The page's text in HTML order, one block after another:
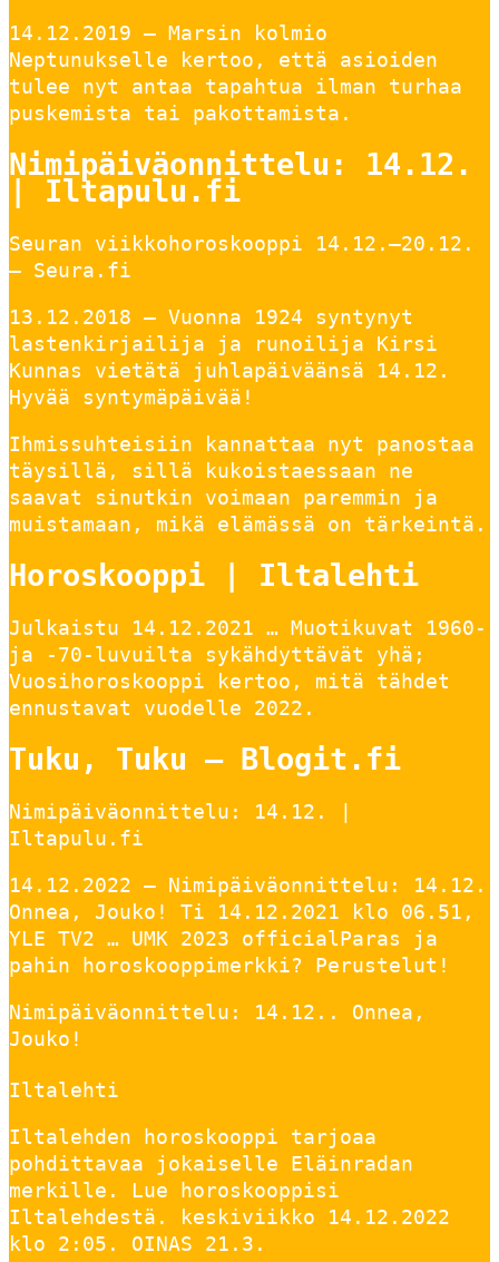
14.12.2019 — Marsin kolmio
Neptunukselle kertoo, että asioiden
tulee nyt antaa tapahtua ilman turhaa
puskemista tai pakottamista.
Nimipäiväonnittelu: 14.12.
| Iltapulu.fi
Seuran viikkohoroskooppi 14.12.–20.12.
– Seura.fi
13.12.2018 — Vuonna 1924 syntynyt
lastenkirjailija ja runoilija Kirsi
Kunnas vietätä juhlapäiväänsä 14.12.
Hyvää syntymäpäivää!
Ihmissuhteisiin kannattaa nyt panostaa
täysillä, sillä kukoistaessaan ne
saavat sinutkin voimaan paremmin ja
muistamaan, mikä elämässä on tärkeintä.
Horoskooppi | Iltalehti
Julkaistu 14.12.2021 … Muotikuvat 1960-
ja -70-luvuilta sykähdyttävät yhä;
Vuosihoroskooppi kertoo, mitä tähdet
ennustavat vuodelle 2022.
Tuku, Tuku – Blogit.fi
Nimipäiväonnittelu: 14.12. |
Iltapulu.fi
14.12.2022 — Nimipäiväonnittelu: 14.12.
Onnea, Jouko! Ti 14.12.2021 klo 06.51,
YLE TV2 … UMK 2023 officialParas ja
pahin horoskooppimerkki? Perustelut!
Nimipäiväonnittelu: 14.12.. Onnea,
Jouko!
Iltalehti
Iltalehden horoskooppi tarjoaa
pohdittavaa jokaiselle Eläinradan
merkille. Lue horoskooppisi
Iltalehdestä. keskiviikko 14.12.2022
klo 2:05. OINAS 21.3.